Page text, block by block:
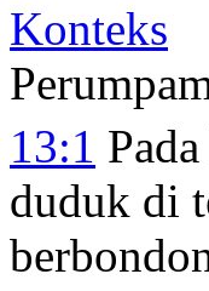
Konteks
13:1
duduk di